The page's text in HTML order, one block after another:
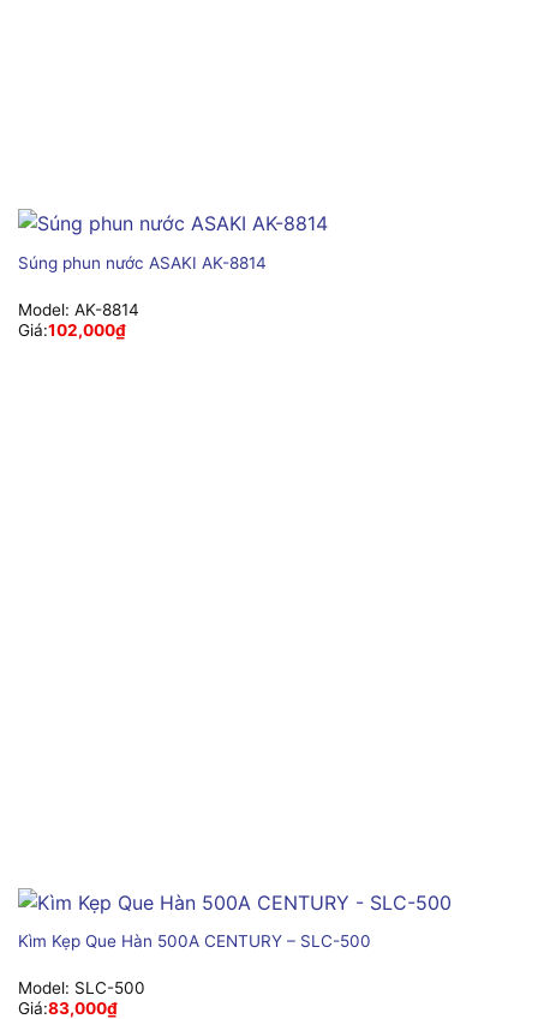
Súng phun nước ASAKI AK-8814
Model: AK-8814
Giá:102,000₫
Kìm Kẹp Que Hàn 500A CENTURY – SLC-500
Model: SLC-500
Giá:83,000₫